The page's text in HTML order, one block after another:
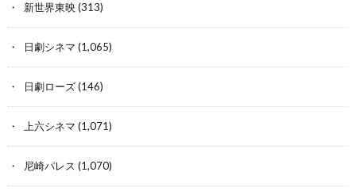
新世界東映(313)
日劇シネマ (1,065)
日劇ローズ(146)
上六シネマ (1,071)
尼崎パレス (1,070)